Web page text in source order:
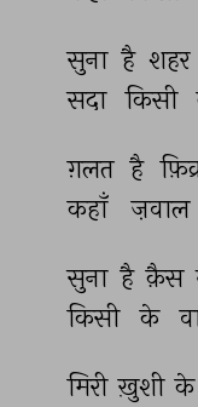
सुना है शहर
सदा किसी
ग़लत है
कहाँ
ज़वाल
सुना है क़ैस
किसी के
मिरी ख़ुशी के